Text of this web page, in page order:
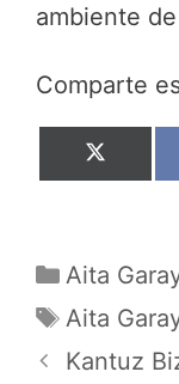
ambiente
Comparte
en
(
t
e
)
Aita
Etiquetas
Aita
Kantuz